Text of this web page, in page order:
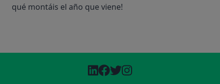
qué montáis el año que viene!